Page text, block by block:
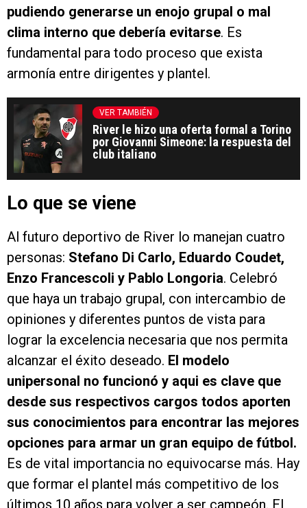
pudiendo generarse un enojo grupal o mal
clima interno que debería evitarse. Es
fundamental para todo proceso que exista
armonía entre dirigentes y plantel.
VER TAMBIÉN
River le hizo una oferta formal a Torino
por Giovanni Simeone: la respuesta del
club italiano
Lo que se viene
Al futuro deportivo de River lo manejan cuatro
personas: Stefano Di Carlo, Eduardo Coudet,
Enzo Francescoli y Pablo Longoria. Celebró
que haya un trabajo grupal, con intercambio de
opiniones y diferentes puntos de vista para
lograr la excelencia necesaria que nos permita
alcanzar el éxito deseado. El modelo
unipersonal no funcionó y aqui es clave que
desde sus respectivos cargos todos aporten
sus conocimientos para encontrar las mejores
opciones para armar un gran equipo de fútbol.
Es de vital importancia no equivocarse más. Hay
que formar el plantel más competitivo de los
últimos 10 años para volver a ser campeón. El